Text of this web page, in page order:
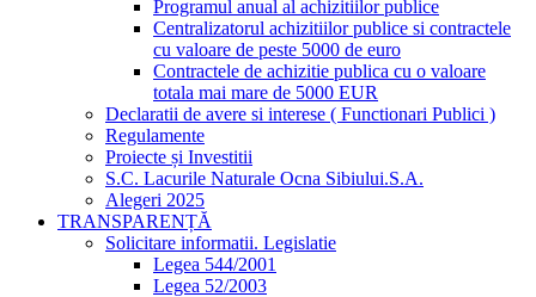
Programul anual al achizitiilor publice
Centralizatorul achizitiilor publice si contractele
cu valoare de peste 5000 de euro
Contractele de achizitie publica cu o valoare
totala mai mare de 5000 EUR
Declaratii de avere si interese ( Functionari Publici )
Regulamente
Proiecte și Investitii
S.C. Lacurile Naturale Ocna Sibiului.S.A.
Alegeri 2025
TRANSPARENȚĂ
Solicitare informatii. Legislatie
Legea 544/2001
Legea 52/2003